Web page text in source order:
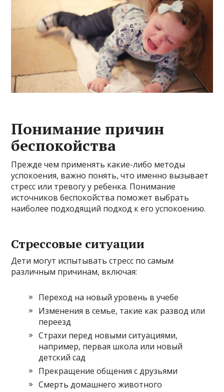
Понимание причин
беспокойства
Прежде чем применять какие-либо методы
успокоения, важно понять, что именно вызывает
стресс или тревогу у ребенка. Понимание
источников беспокойства поможет выбрать
наиболее подходящий подход к его успокоению.
Стрессовые ситуации
Дети могут испытывать стресс по самым
различным причинам, включая:
Переход на новый уровень в учебе
Изменения в семье, такие как развод или
переезд
Страхи перед новыми ситуациями,
например, первая школа или новый
детский сад
Прекращение общения с друзьями
Смерть домашнего животного